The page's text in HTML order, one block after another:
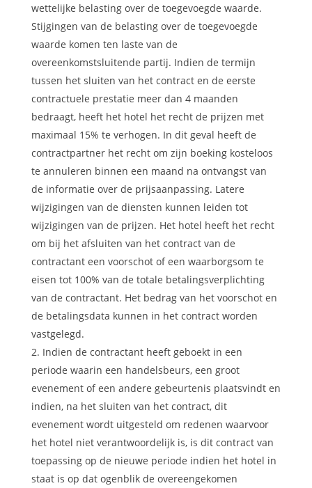
wettelijke belasting over de toegevoegde waarde.
Stijgingen van de belasting over de toegevoegde
waarde komen ten laste van de
overeenkomstsluitende partij. Indien de termijn
tussen het sluiten van het contract en de eerste
contractuele prestatie meer dan 4 maanden
bedraagt, heeft het hotel het recht de prijzen met
maximaal 15% te verhogen. In dit geval heeft de
contractpartner het recht om zijn boeking kosteloos
te annuleren binnen een maand na ontvangst van
de informatie over de prijsaanpassing. Latere
wijzigingen van de diensten kunnen leiden tot
wijzigingen van de prijzen. Het hotel heeft het recht
om bij het afsluiten van het contract van de
contractant een voorschot of een waarborgsom te
eisen tot 100% van de totale betalingsverplichting
van de contractant. Het bedrag van het voorschot en
de betalingsdata kunnen in het contract worden
vastgelegd.
Indien de contractant heeft geboekt in een
periode waarin een handelsbeurs, een groot
evenement of een andere gebeurtenis plaatsvindt en
indien, na het sluiten van het contract, dit
evenement wordt uitgesteld om redenen waarvoor
het hotel niet verantwoordelijk is, is dit contract van
toepassing op de nieuwe periode indien het hotel in
staat is op dat ogenblik de overeengekomen